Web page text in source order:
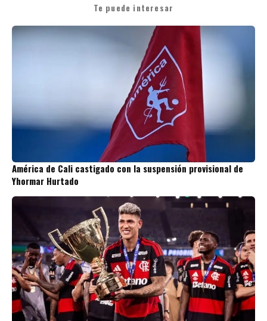
Te puede interesar
América de Cali castigado con la suspensión provisional de
Yhormar Hurtado